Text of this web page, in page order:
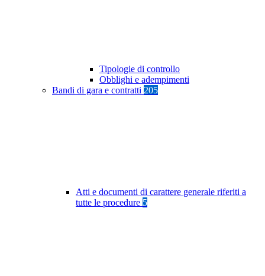
Tipologie di controllo
Obblighi e adempimenti
Bandi di gara e contratti 205
Atti e documenti di carattere generale riferiti a
tutte le procedure 5